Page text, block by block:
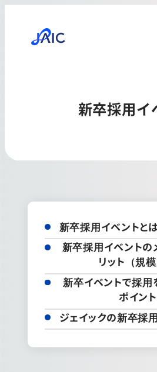
新卒採用イ
新卒採用イベントと
新卒採用イベントの
リット（規模
新卒イベントで採用
ポイント
ジェイックの新卒採